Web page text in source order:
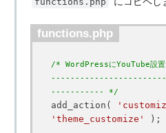
functions.php
/* WordPressにYouTube設置
----------- */
add_action(
'theme_customize'
);